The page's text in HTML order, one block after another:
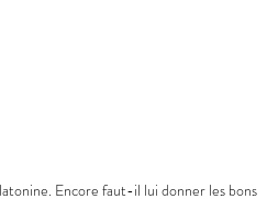
Encore faut-il lui donner les bons